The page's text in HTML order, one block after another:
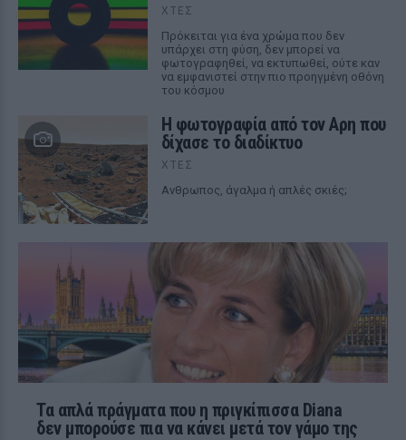
ΧΤΕΣ
Πρόκειται για ένα χρώμα που δεν
υπάρχει στη φύση, δεν μπορεί να
φωτογραφηθεί, να εκτυπωθεί, ούτε καν
να εμφανιστεί στην πιο προηγμένη οθόνη
του κόσμου
Η φωτογραφία από τον Αρη που
δίχασε το διαδίκτυο
ΧΤΕΣ
Ανθρωπος, άγαλμα ή απλές σκιές;
Τα απλά πράγματα που η πριγκίπισσα Diana
δεν μπορούσε πια να κάνει μετά τον γάμο της